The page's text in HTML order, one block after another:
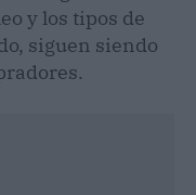
y los tipos de
siguen siendo